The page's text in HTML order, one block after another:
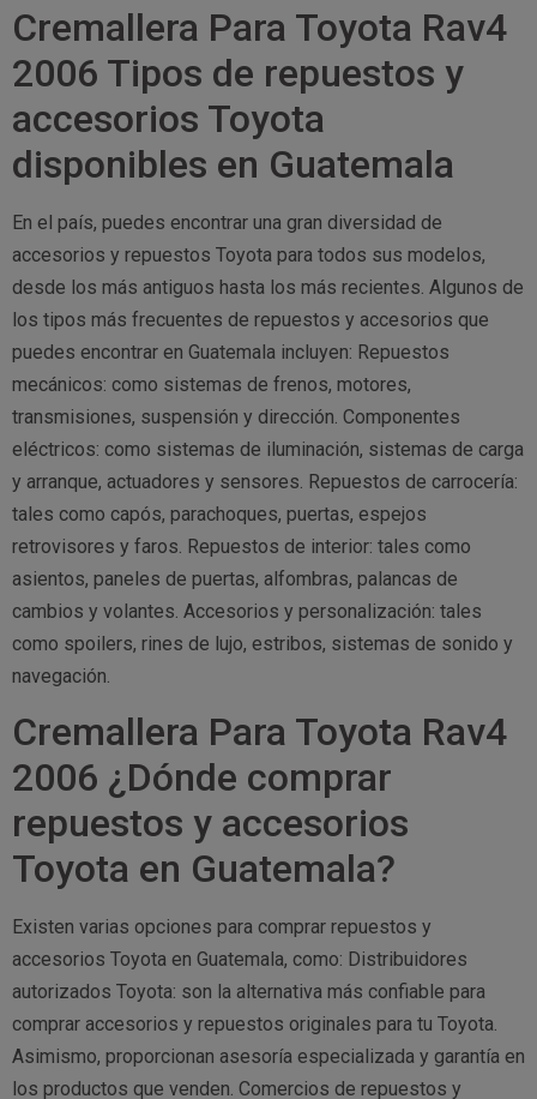
Cremallera Para Toyota Rav4
2006 Tipos de repuestos y
accesorios Toyota
disponibles en Guatemala
En el país, puedes encontrar una gran diversidad de
accesorios y repuestos Toyota para todos sus modelos,
desde los más antiguos hasta los más recientes. Algunos de
los tipos más frecuentes de repuestos y accesorios que
puedes encontrar en Guatemala incluyen: Repuestos
mecánicos: como sistemas de frenos, motores,
transmisiones, suspensión y dirección. Componentes
eléctricos: como sistemas de iluminación, sistemas de carga
y arranque, actuadores y sensores. Repuestos de carrocería:
tales como capós, parachoques, puertas, espejos
retrovisores y faros. Repuestos de interior: tales como
asientos, paneles de puertas, alfombras, palancas de
cambios y volantes. Accesorios y personalización: tales
como spoilers, rines de lujo, estribos, sistemas de sonido y
navegación.
Cremallera Para Toyota Rav4
2006 ¿Dónde comprar
repuestos y accesorios
Toyota en Guatemala?
Existen varias opciones para comprar repuestos y
accesorios Toyota en Guatemala, como: Distribuidores
autorizados Toyota: son la alternativa más confiable para
comprar accesorios y repuestos originales para tu Toyota.
Asimismo, proporcionan asesoría especializada y garantía en
los productos que venden. Comercios de repuestos y